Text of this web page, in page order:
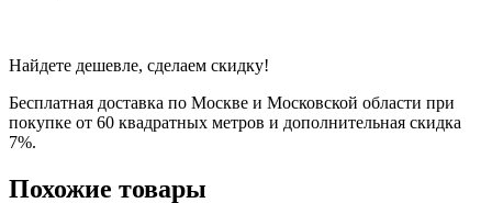
Найдете дешевле, сделаем скидку!
Бесплатная доставка по Москве и Московской области при
покупке от 60 квадратных метров и дополнительная скидка
7%.
Похожие товары